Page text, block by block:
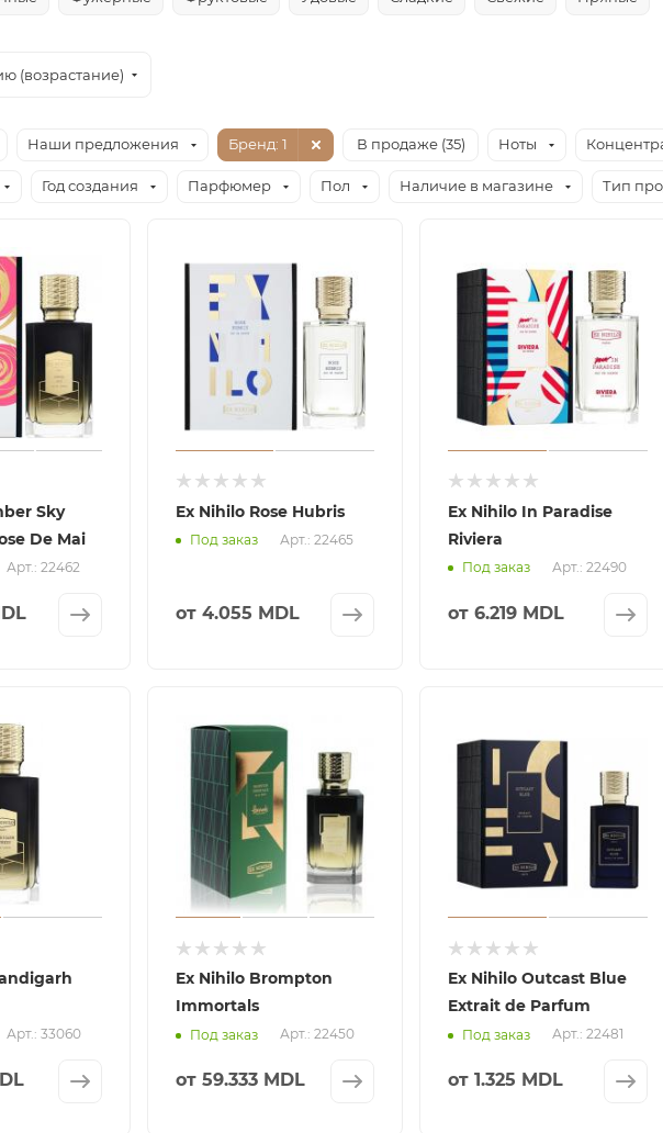
(возрастание)
Наши предложения Бренд: 1 В продаже (35) Ноты
Год создания Парфюмер Пол Наличие в магазине Тип
Sky
De Mai
Арт.: 22462
Ex Nihilo Rose Hubris
Под заказ Арт.: 22465
от 4.055 MDL
Ex Nihilo In Paradise
Riviera
Под заказ Арт.: 22490
от 6.219 MDL
Арт.: 33060
Ex Nihilo Brompton
Immortals
Под заказ Арт.: 22450
от 59.333 MDL
Ex Nihilo Outcast Blue
Extrait de Parfum
Под заказ Арт.: 22481
от 1.325 MDL